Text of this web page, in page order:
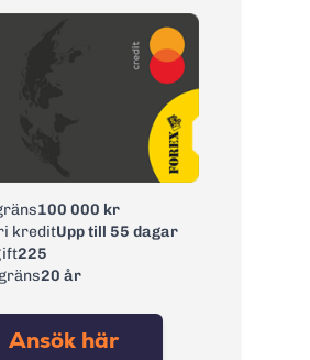
Kompletterande
reseförsäkring med
avbeställningsskydd
9,74% - 21,90%
8,10% - 18,90%
i
3 %, lägst 35 kr
i
3 %, lägst 35 kr
39 kr
100 000 kr
kreditUpp till 55 dagar
225
20 år
Ansök här